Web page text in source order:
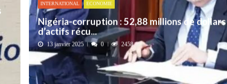
INTERNATIONAL ECONOMIE
Nigéria-corruption : 52,88 millions de dollars
d’actifs récu...
13 janvier 2025 0 2458